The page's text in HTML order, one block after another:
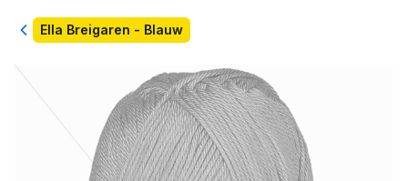
TerugElla Breigaren - Blauw